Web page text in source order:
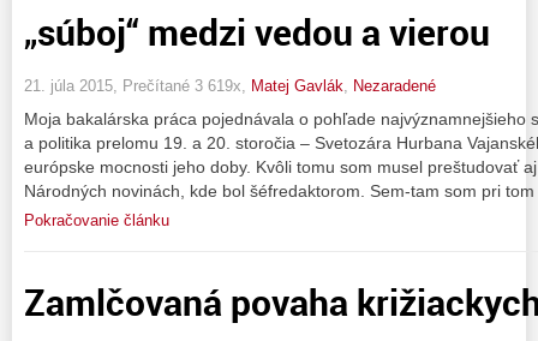
„súboj“ medzi vedou a vierou
21. júla 2015, Prečítané 3 619x, Matej Gavlák, Nezaradené
Moja bakalárska práca pojednávala o pohľade najvýznamnejšieho
a politika prelomu 19. a 20. storočia – Svetozára Hurbana
európske mocnosti jeho doby. Kvôli tomu som musel preštudovať
Národných novinách, kde bol šéfredaktorom. Sem-tam som pri
Pokračovanie článku
Zamlčovaná povaha